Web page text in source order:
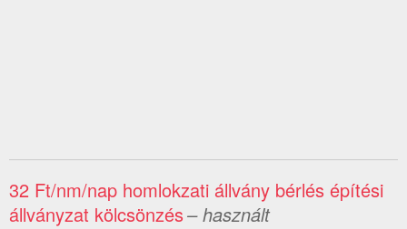
32 Ft/nm/nap homlokzati állvány bérlés építési
állványzat kölcsönzés– használt